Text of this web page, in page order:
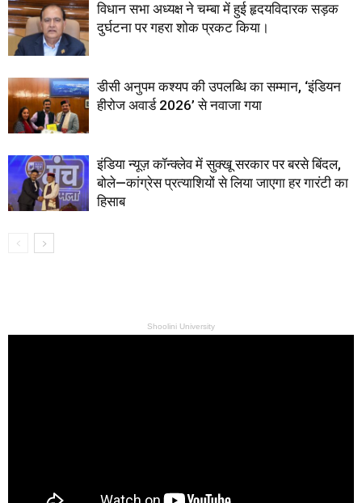
विधान सभा अध्यक्ष ने चम्बा में हुई हृदयविदारक सड़क
दुर्घटना पर गहरा शोक प्रकट किया।
डीसी अनुपम कश्यप की उपलब्धि का सम्मान, ‘इंडियन
हीरोज अवार्ड 2026’ से नवाजा गया
इंडिया न्यूज़ कॉन्क्लेव में सुक्खू सरकार पर बरसे बिंदल,
बोले—कांग्रेस प्रत्याशियों से लिया जाएगा हर गारंटी का
हिसाब
Shoolini University